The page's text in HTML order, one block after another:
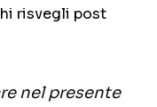
risvegli post
nel presente